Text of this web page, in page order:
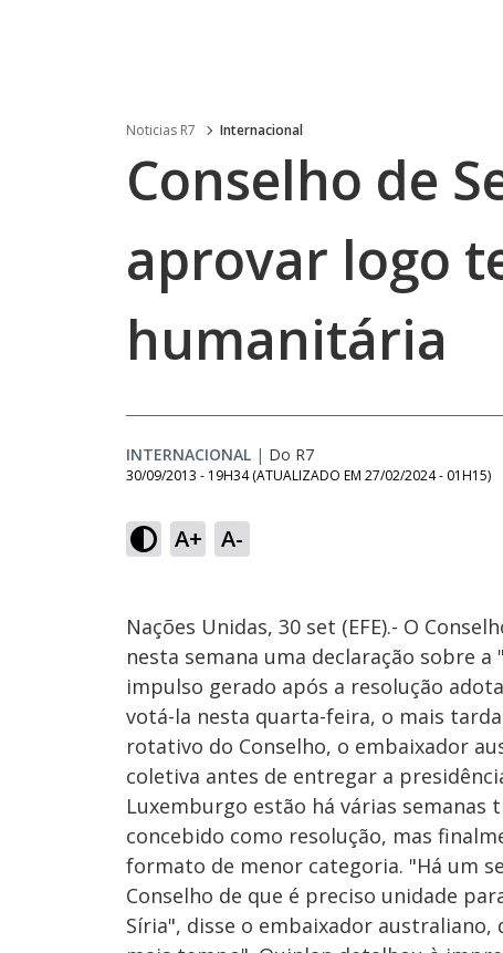
Noticias R7 Internacional
Conselho de
aprovar logo
humanitária
INTERNACIONAL | Do R7
30/09/2013 - 19H34 (ATUALIZADO EM 27/02/2024 - 01H15)
A+ A-
Nações Unidas, 30 set (EFE).- O
nesta semana uma declaração sobre
impulso gerado após a resolução
votá-la nesta quarta-feira, o mais
rotativo do Conselho, o embaixador
coletiva antes de entregar a
Luxemburgo estão há várias
concebido como resolução, mas
formato de menor categoria. "Há um
Conselho de que é preciso unidade
Síria", disse o embaixador